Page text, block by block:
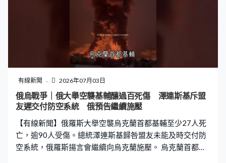
中五學生溫同學：「感謝祖國對我們香港的支持，據我所
知很多內地居民其實未必有機會參加相關活動，登艦參
觀，看得出祖國是非常支持我們香港？」 編隊另一艘導彈
護衞艦衡陽艦亦開放參觀，甲板上可以近距離觀看這支76
毫米艦炮及火箭深彈發射系統。兩艘艦艇都配備艦載直升
機，讓大家都能近距離接觸，影相留念。有帶團參觀的老
師相信，學生親眼見到軍備，會留下深刻印象。小學教師
何倩靈：「我們說的都是教科書、資料上見到的東西，不
是實質見到的，他們現在見到時是兩種感覺？」 岸上亦有
受，嘗試瞄準。常用的航海儀器及防火服都可
有線新聞 2026年07月03日
俄烏戰爭｜俄大舉空襲基輔釀過百死傷 澤連斯基斥盟
友遲交付防空系統 俄預告繼續施壓
【有線新聞】俄羅斯大舉空襲烏克蘭首都基輔至少27人死
亡，逾90人受傷。總統澤連斯基歸咎盟友未能及時交付防
空系統，俄羅斯揚言會繼續向烏克蘭施壓。 烏克蘭首都基